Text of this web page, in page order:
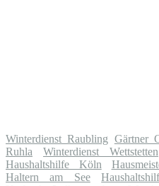
Winterdienst Raubling Gärtner
Ruhla
Winterdienst Wettstetten
Haushaltshilfe Köln
Haltern am See